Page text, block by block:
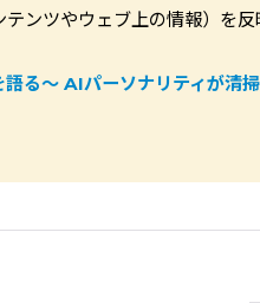
ンツやウェブ上の情報）を反
語る～ AIパーソナリティが清